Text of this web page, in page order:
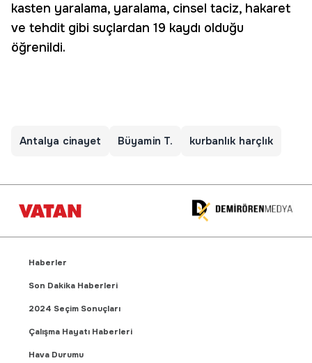
kasten yaralama, yaralama, cinsel taciz, hakaret
ve tehdit gibi suçlardan 19 kaydı olduğu
öğrenildi.
Antalya cinayet Büyamin T. kurbanlık harçlık
Haberler
Son Dakika Haberleri
2024 Seçim Sonuçları
Çalışma Hayatı Haberleri
Hava Durumu